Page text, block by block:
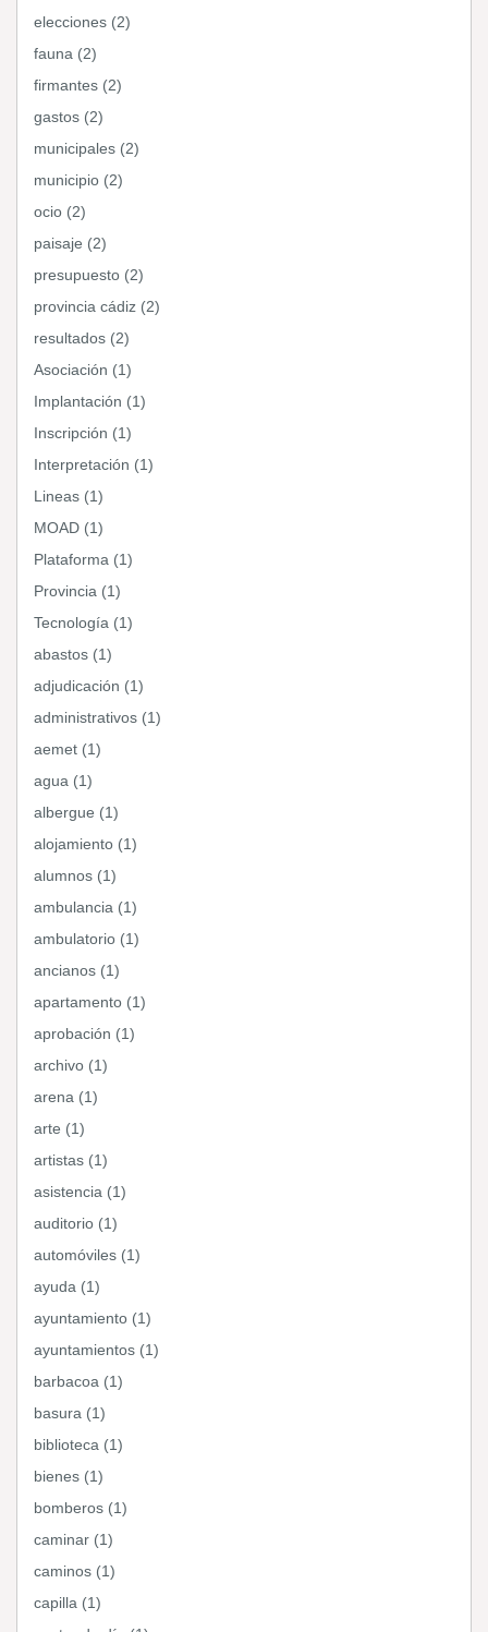
elecciones (2)
fauna (2)
firmantes (2)
gastos (2)
municipales (2)
municipio (2)
ocio (2)
paisaje (2)
presupuesto (2)
provincia cádiz (2)
resultados (2)
Asociación (1)
Implantación (1)
Inscripción (1)
Interpretación (1)
Lineas (1)
MOAD (1)
Plataforma (1)
Provincia (1)
Tecnología (1)
abastos (1)
adjudicación (1)
administrativos (1)
aemet (1)
agua (1)
albergue (1)
alojamiento (1)
alumnos (1)
ambulancia (1)
ambulatorio (1)
ancianos (1)
apartamento (1)
aprobación (1)
archivo (1)
arena (1)
arte (1)
artistas (1)
asistencia (1)
auditorio (1)
automóviles (1)
ayuda (1)
ayuntamiento (1)
ayuntamientos (1)
barbacoa (1)
basura (1)
biblioteca (1)
bienes (1)
bomberos (1)
caminar (1)
caminos (1)
capilla (1)